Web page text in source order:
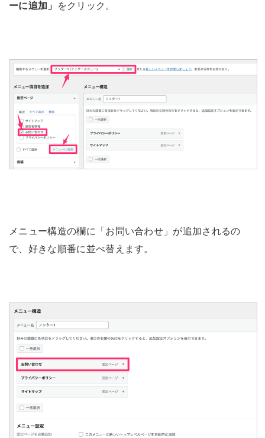
ーに追加」
をクリック。
メニュー構造の欄に「お問い合わせ」が追加されるの
で、好きな順番に並べ替えます。